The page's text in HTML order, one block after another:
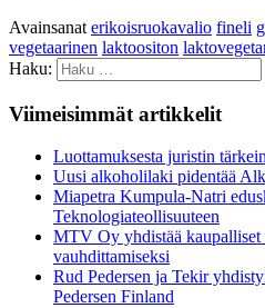
Avainsanat erikoisruokavalio fineli
vegetaarinen laktoositon
Haku:
Viimeisimmät artikkelit
Luottamuksesta juristin
Uusi alkoholilaki pidentää
Miapetra Kumpula-Natri
Teknologiateollisuuteen
MTV Oy yhdistää kaupalliset
vauhdittamiseksi
Rud Pedersen ja Tekir
Pedersen Finland